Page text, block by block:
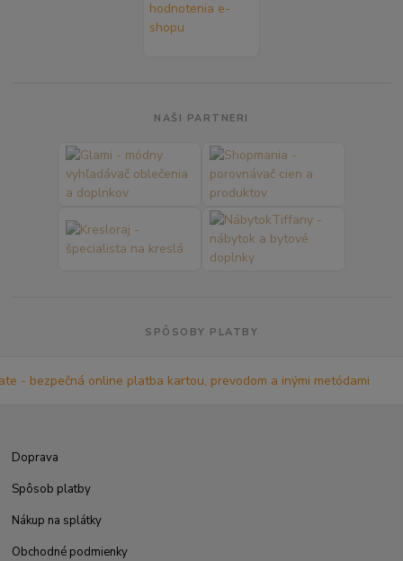
NAŠI PARTNERI
SPÔSOBY PLATBY
Doprava
Spôsob platby
Nákup na splátky
Obchodné podmienky